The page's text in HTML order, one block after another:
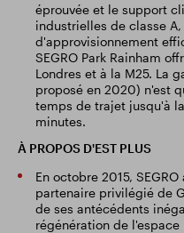
éprouvée et le support
industrielles de classe
d'approvisionnement
SEGRO Park Rainham
Londres et à la M25. La
proposé en 2020) n'est
temps de trajet jusqu'à
minutes.
À PROPOS D'EST PLUS
En octobre 2015,
partenaire privilégié de
de ses antécédents
régénération de